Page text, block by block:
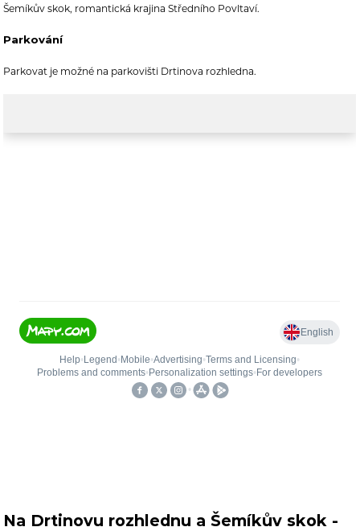
Šemíkův skok, romantická krajina Středního Povltaví.
Parkování
Parkovat je možné na parkovišti Drtinova rozhledna.
Na Drtinovu rozhlednu a Šemíkův skok -